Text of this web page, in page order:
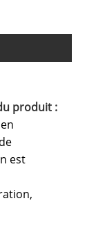
produit :
est